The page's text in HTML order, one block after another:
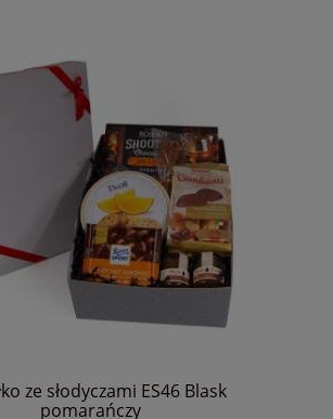
ze słodyczami ES46 Blask
pomarańczy